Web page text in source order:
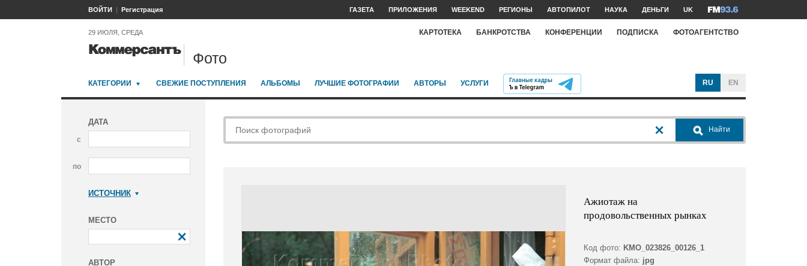
ВОЙТИ Регистрация ГАЗЕТА ПРИЛОЖЕНИЯ WEEKEND РЕГИОНЫ АВТОПИЛОТ НАУКА ДЕНЬГИ UK
29 ИЮЛЯ, СРЕДА КАРТОТЕКА БАНКРОТСТВА КОНФЕРЕНЦИИ ПОДПИСКА ФОТОАГЕНТСТВО
Фото
КАТЕГОРИИ СВЕЖИЕ ПОСТУПЛЕНИЯ АЛЬБОМЫ ЛУЧШИЕ ФОТОГРАФИИ АВТОРЫ УСЛУГИ RU EN
ДАТА
с
по
ИСТОЧНИК
МЕСТО
АВТОР
Найти
Ажиотаж на
продовольственных рынках
Код фото: KMO_023826_00126_1
Формат файла: jpg